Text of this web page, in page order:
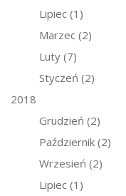
Lipiec (1)
Marzec (2)
Luty (7)
Styczeń (2)
2018
Grudzień (2)
Październik (2)
Wrzesień (2)
Lipiec (1)